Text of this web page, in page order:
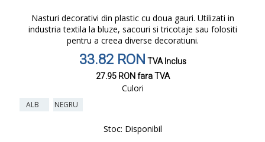
Nasturi decorativi din plastic cu doua gauri. Utilizati in
industria textila la bluze, sacouri si tricotaje sau folositi
pentru a creea diverse decoratiuni.
33.82 RONTVA Inclus
27.95 RONfara TVA
Culori
ALB NEGRU
Stoc: Disponibil